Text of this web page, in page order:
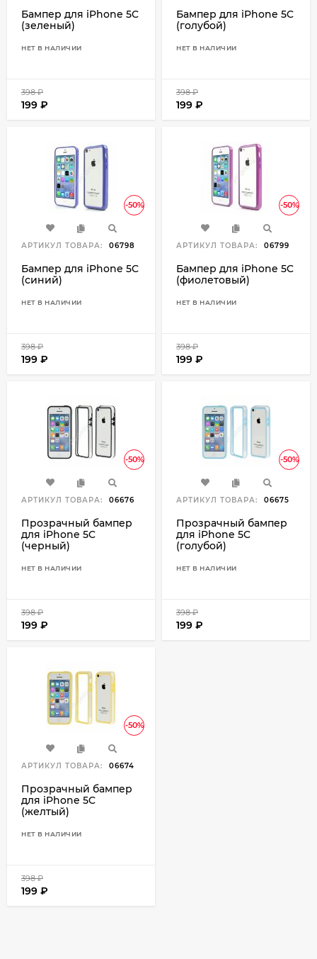
Бампер для iPhone 5C
(зеленый)
НЕТ В НАЛИЧИИ
398₽
199 ₽
Бампер для iPhone 5C
(голубой)
НЕТ В НАЛИЧИИ
398₽
199 ₽
-50%
АРТИКУЛ ТОВАРА: 06798
Бампер для iPhone 5C
(синий)
НЕТ В НАЛИЧИИ
398₽
199 ₽
-50%
АРТИКУЛ ТОВАРА: 06799
Бампер для iPhone 5C
(фиолетовый)
НЕТ В НАЛИЧИИ
398₽
199 ₽
-50%
АРТИКУЛ ТОВАРА: 06676
Прозрачный бампер
для iPhone 5C
(черный)
НЕТ В НАЛИЧИИ
398₽
199 ₽
-50%
АРТИКУЛ ТОВАРА: 06675
Прозрачный бампер
для iPhone 5C
(голубой)
НЕТ В НАЛИЧИИ
398₽
199 ₽
-50%
АРТИКУЛ ТОВАРА: 06674
Прозрачный бампер
для iPhone 5C
(желтый)
НЕТ В НАЛИЧИИ
398₽
199 ₽